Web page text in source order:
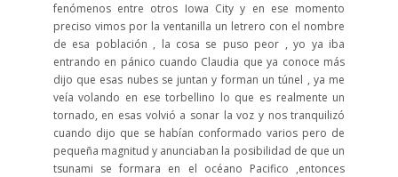
fenómenos entre otros Iowa City y en ese momento
preciso vimos por la ventanilla un letrero con el nombre
de esa población , la cosa se puso peor , yo ya iba
entrando en pánico cuando Claudia que ya conoce más
dijo que esas nubes se juntan y forman un túnel , ya me
veía volando en ese torbellino lo que es realmente un
tornado, en esas volvió a sonar la voz y nos tranquilizó
cuando dijo que se habían conformado varios pero de
pequeña magnitud y anunciaban la posibilidad de que un
tsunami se formara en el océano Pacifico ,entonces